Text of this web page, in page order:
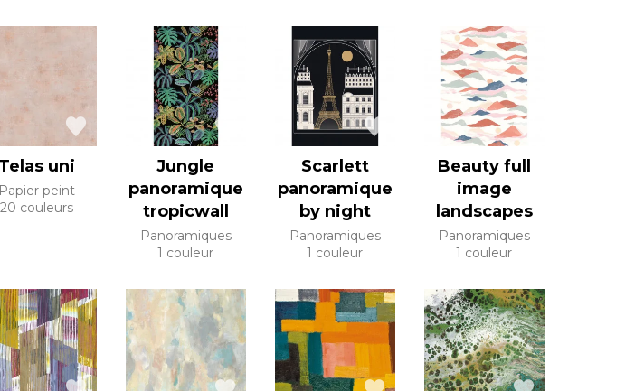
Telas uni
Papier peint
20 couleurs
Jungle
panoramique
tropicwall
Panoramiques
1 couleur
Scarlett
panoramique
by night
Panoramiques
1 couleur
Beauty full
image
landscapes
Panoramiques
1 couleur